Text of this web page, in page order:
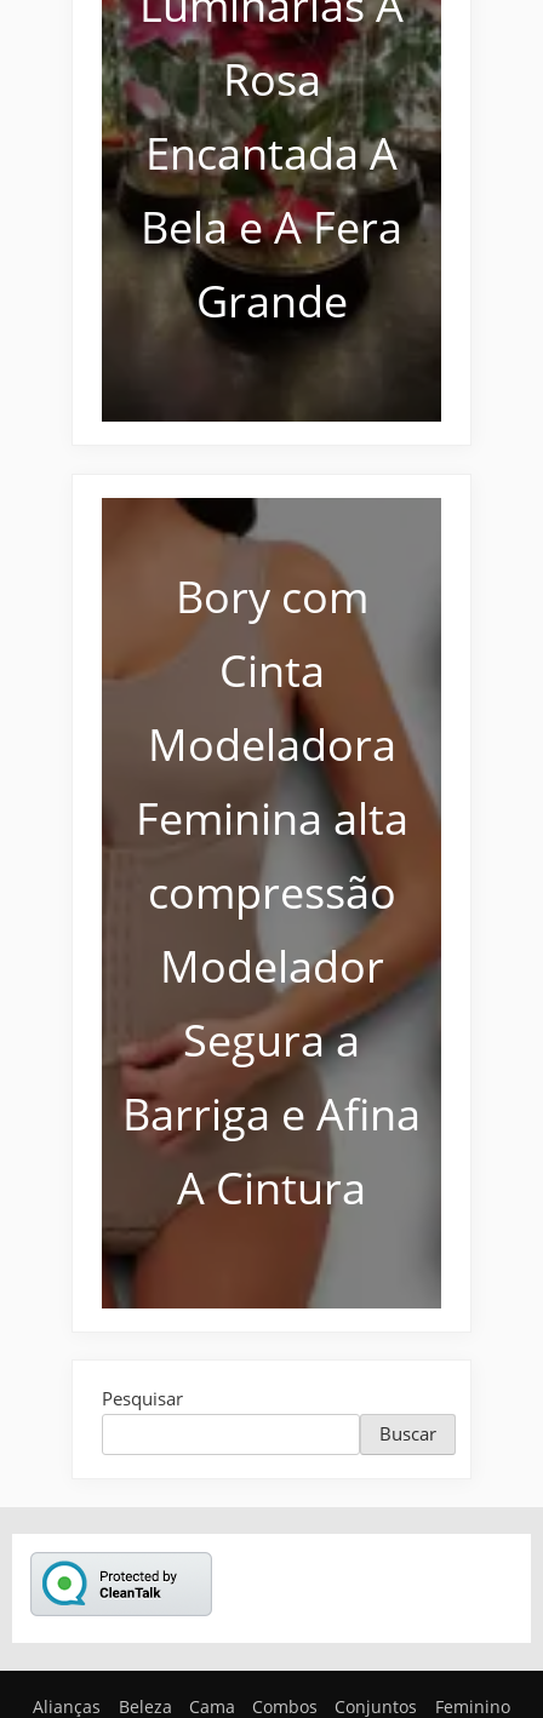
Rosa
Encantada A
Bela e A Fera
Grande
Bory com
Cinta
Modeladora
Feminina alta
compressão
Modelador
Segura a
Barriga e Afina
A Cintura
Pesquisar
Buscar
Alianças Beleza Cama Combos Conjuntos Feminino